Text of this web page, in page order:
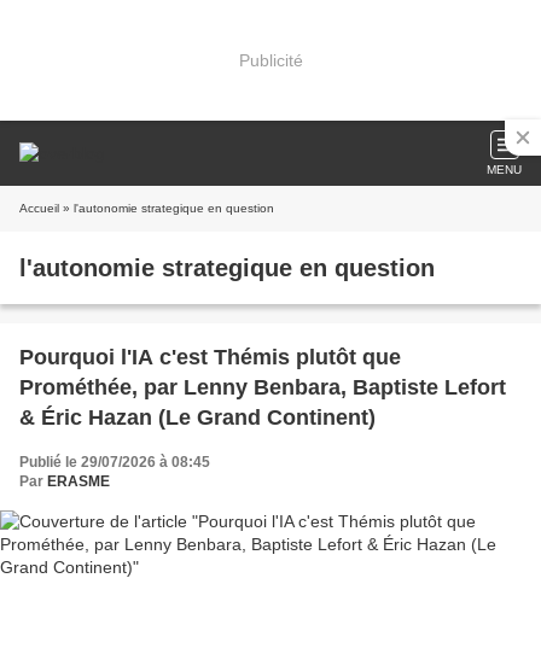
Publicité
MENU
Accueil » l'autonomie strategique en question
l'autonomie strategique en question
Pourquoi l'IA c'est Thémis plutôt que
Prométhée, par Lenny Benbara, Baptiste Lefort
& Éric Hazan (Le Grand Continent)
Publié le 29/07/2026 à 08:45
Par ERASME